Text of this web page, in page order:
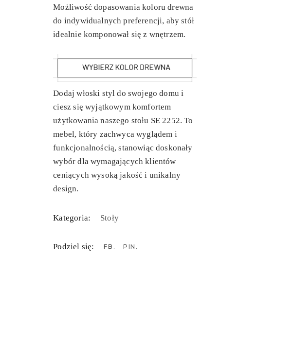
Możliwość dopasowania koloru drewna
do indywidualnych preferencji, aby stół
idealnie komponował się z wnętrzem.
Dodaj włoski styl do swojego domu i
ciesz się wyjątkowym komfortem
użytkowania naszego stołu SE 2252. To
mebel, który zachwyca wyglądem i
funkcjonalnością, stanowiąc doskonały
wybór dla wymagających klientów
ceniących wysoką jakość i unikalny
design.
Kategoria: Stoły
Podziel się: FB PIN